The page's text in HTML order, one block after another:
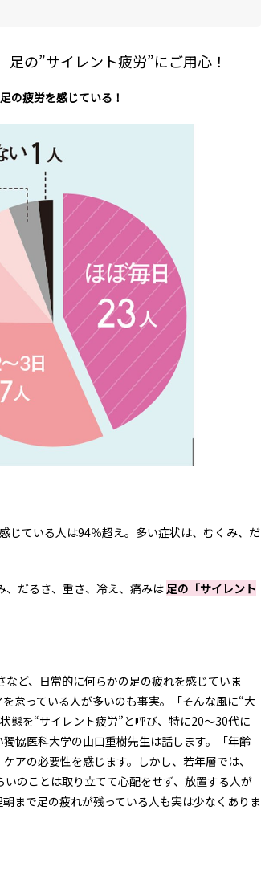
の”サイレント疲労”にご用心！
の疲労を感じている！
じている人は94％超え。多い症状は、むくみ、だ
だるさ、重さ、冷え、痛みは足の「サイレント
ど、日常的に何らかの足の疲れを感じていま
怠っている人が多いのも事実。「そんな風に“大
態を“サイレント疲労”と呼び、特に20〜30代に
協医科大学の山口重樹先生は話します。「年齢
アの必要性を感じます。しかし、若年層では、
のことは取り立てて心配をせず、放置する人が
まで足の疲れが残っている人も実は少なくありま